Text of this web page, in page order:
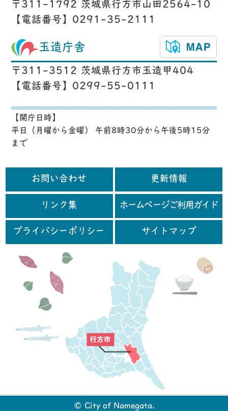
〒311-1792 茨城県行方市山田2564-10
【電話番号】0291-35-2111
玉造庁舎
〒311-3512 茨城県行方市玉造甲404
【電話番号】0299-55-0111
【開庁日時】
平日（月曜から金曜） 午前8時30分から午後5時15分
まで
お問い合わせ 更新情報
リンク集 ホームページご利用ガイド
プライバシーポリシー サイトマップ
© City of Namegata.